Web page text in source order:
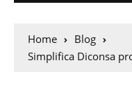
Home
Blog
Simplifica Diconsa